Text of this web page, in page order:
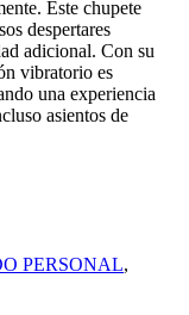
Este chupete
despertares
adicional. Con su
vibratorio es
una experiencia
asientos de
PERSONAL,